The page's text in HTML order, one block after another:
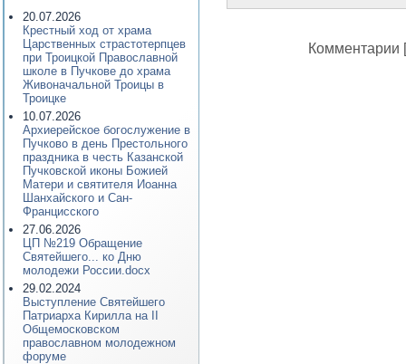
20.07.2026
Крестный ход от храма
Царственных страстотерпцев
при Троицкой Православной
школе в Пучкове до храма
Живоначальной Троицы в
Троицке
10.07.2026
Архиерейское богослужение в
Пучково в день Престольного
праздника в честь Казанской
Пучковской иконы Божией
Матери и святителя Иоанна
Шанхайского и Сан-
Францисского
27.06.2026
ЦП №219 Обращение
Святейшего... ко Дню
молодежи России.docx
29.02.2024
Выступление Святейшего
Патриарха Кирилла на II
Общемосковском
православном молодежном
форуме
Комментарии